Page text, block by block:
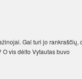
Gal turi jo rankraščių,
O vis dėlto Vytautas buvo